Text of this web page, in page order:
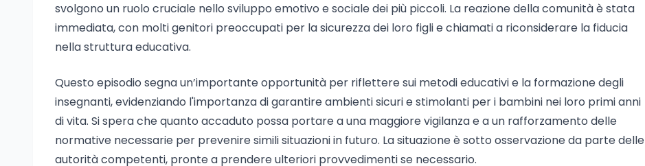
svolgono un ruolo cruciale nello sviluppo emotivo e sociale dei più piccoli. La reazione della comunità è stata
immediata, con molti genitori preoccupati per la sicurezza dei loro figli e chiamati a riconsiderare la fiducia
nella struttura educativa.
Questo episodio segna un’importante opportunità per riflettere sui metodi educativi e la formazione degli
insegnanti, evidenziando l'importanza di garantire ambienti sicuri e stimolanti per i bambini nei loro primi anni
di vita. Si spera che quanto accaduto possa portare a una maggiore vigilanza e a un rafforzamento delle
normative necessarie per prevenire simili situazioni in futuro. La situazione è sotto osservazione da parte delle
autorità competenti, pronte a prendere ulteriori provvedimenti se necessario.